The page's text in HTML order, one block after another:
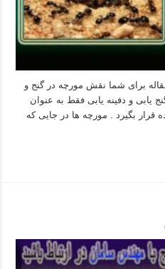
برای شما نقش مورچه در گنج و
یابی و دفینه یابی فقط به عنوان
بگیرد . مورچه ها در جایی که